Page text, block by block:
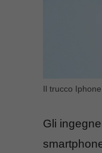
Il trucco
Gli